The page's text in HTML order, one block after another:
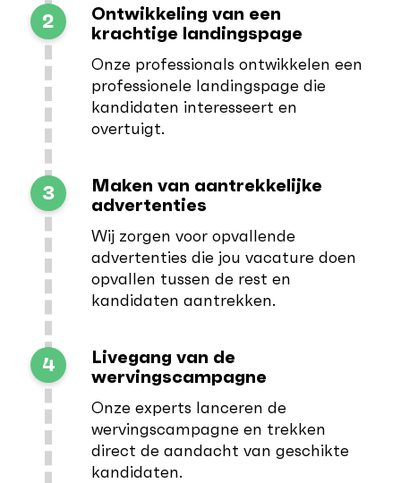
2
Ontwikkeling van een
krachtige landingspage
Onze professionals ontwikkelen een
professionele landingspage die
kandidaten interesseert en
overtuigt.
3
Maken van aantrekkelijke
advertenties
Wij zorgen voor opvallende
advertenties die jou vacature doen
opvallen tussen de rest en
kandidaten aantrekken.
4
Livegang van de
wervingscampagne
Onze experts lanceren de
wervingscampagne en trekken
direct de aandacht van geschikte
kandidaten.